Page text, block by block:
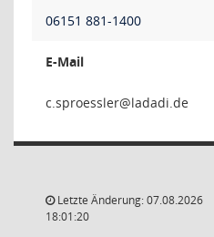
06151 881-1400
E-Mail
relsse
Letzte Änderung: 07.08.2026
18:01:20